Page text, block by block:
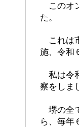
このオ
た。
これは
施、令和
私は令
察をしま
堺の全
ら、毎年